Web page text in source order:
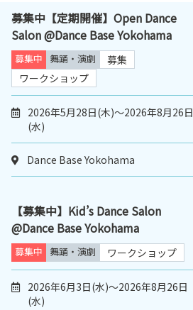
募集中【定期開催】Open Dance
Salon @Dance Base Yokohama
募集中 舞踊・演劇
募集
ワークショップ
2026年5月28日(木)～2026年8月26日
(水)
Dance Base Yokohama
【募集中】Kid’s Dance Salon
@Dance Base Yokohama
募集中 舞踊・演劇 ワークショップ
2026年6月3日(水)～2026年8月26日
(水)